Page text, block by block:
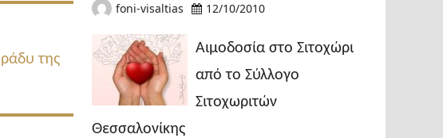
της
foni-visaltias 12/10/2010
Αιμοδοσία στο Σιτοχώρι
από το Σύλλογο
Σιτοχωριτών
Θεσσαλονίκης